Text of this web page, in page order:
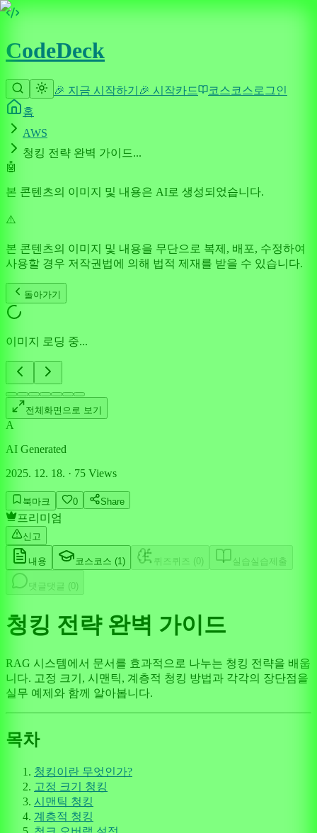
CodeDeck
🎉 지금 시작하기 🎉 시작카드 코스코스 로그인
홈
AWS
청킹 전략 완벽 가이드...
🤖
본 콘텐츠의 이미지 및 내용은 AI로 생성되었습니다.
⚠️
본 콘텐츠의 이미지 및 내용을 무단으로 복제, 배포, 수정하여
사용할 경우 저작권법에 의해 법적 제재를 받을 수 있습니다.
돌아가기
이미지 로딩 중...
전체화면으로 보기
A
AI Generated
2025. 12. 18. · 75 Views
북마크 0 Share
프리미엄
신고
내용 코스 코스 (1 ) 퀴즈 퀴즈 (0 ) 실습실습제출
댓글 댓글 (0 )
청킹 전략 완벽 가이드
RAG 시스템에서 문서를 효과적으로 나누는 청킹 전략을 배웁
니다. 고정 크기, 시맨틱, 계층적 청킹 방법과 각각의 장단점을
실무 예제와 함께 알아봅니다.
목차
청킹이란 무엇인가?
고정 크기 청킹
시맨틱 청킹
계층적 청킹